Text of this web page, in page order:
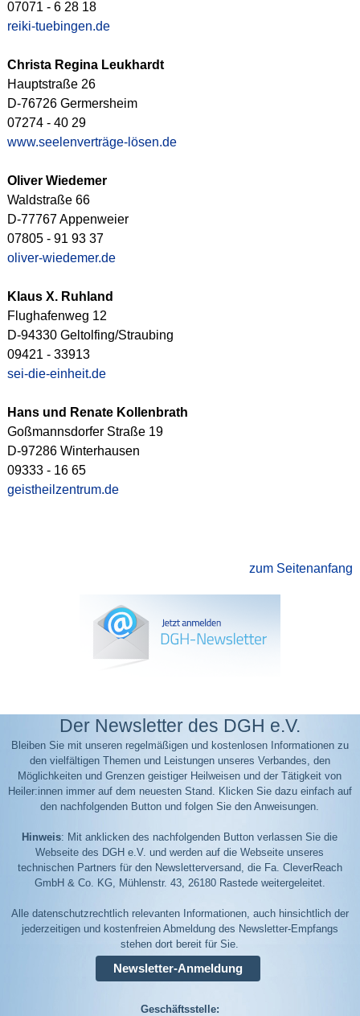
07071 - 6 28 18
reiki-tuebingen.de
Christa Regina Leukhardt
Hauptstraße 26
D-76726 Germersheim
07274 - 40 29
www.seelenverträge-lösen.de
Oliver Wiedemer
Waldstraße 66
D-77767 Appenweier
07805 - 91 93 37
oliver-wiedemer.de
Klaus X. Ruhland
Flughafenweg 12
D-94330 Geltolfing/Straubing
09421 - 33913
sei-die-einheit.de
Hans und Renate Kollenbrath
Goßmannsdorfer Straße 19
D-97286 Winterhausen
09333 - 16 65
geistheilzentrum.de
zum Seitenanfang
Der Newsletter des DGH e.V.
Bleiben Sie mit unseren regelmäßigen und kostenlosen Informationen zu
den vielfältigen Themen und Leistungen unseres Verbandes, den
Möglichkeiten und Grenzen geistiger Heilweisen und der Tätigkeit von
Heiler:innen immer auf dem neuesten Stand. Klicken Sie dazu einfach auf
den nachfolgenden Button und folgen Sie den Anweisungen.
Hinweis: Mit anklicken des nachfolgenden Button verlassen Sie die
Webseite des DGH e.V. und werden auf die Webseite unseres
technischen Partners für den Newsletterversand, die Fa. CleverReach
GmbH & Co. KG, Mühlenstr. 43, 26180 Rastede weitergeleitet.
Alle datenschutzrechtlich relevanten Informationen, auch hinsichtlich der
jederzeitigen und kostenfreien Abmeldung des Newsletter-Empfangs
stehen dort bereit für Sie.
Newsletter-Anmeldung
Geschäftsstelle: